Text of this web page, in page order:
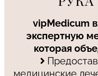
vipMedicum
экспертную
которая
медицинские